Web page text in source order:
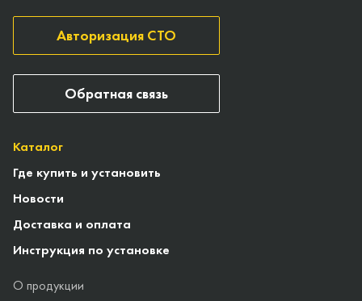
Каталог
Где купить и установить
Новости
Доставка и оплата
Инструкция по установке
О продукции
Авторизация СТО
Обратная связь